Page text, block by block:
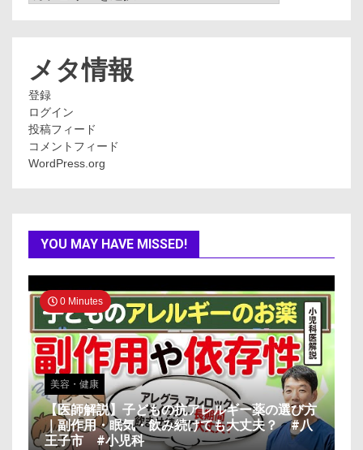
メタ情報
登録
ログイン
投稿フィード
コメントフィード
WordPress.org
YOU MAY HAVE MISSED!
0 Minutes
美容・健康
【医師解説】子どもの抗アレルギー薬の選び方
｜副作用・眠気・飲み続けても大丈夫？ #八
王子市 #小児科